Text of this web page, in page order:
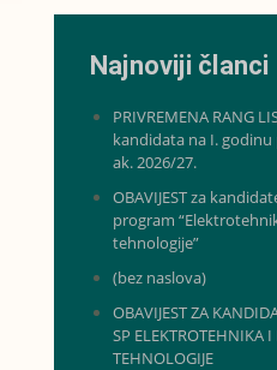
Najnoviji članci
PRIVREMENA RANG
kandidata na I.
ak. 2026/27.
OBAVIJEST za
program
tehnologije”
(bez naslova)
OBAVIJEST ZA
SP ELEKTROTEHNIKA
TEHNOLOGIJE